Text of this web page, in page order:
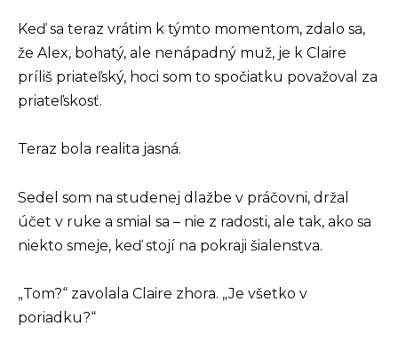
Keď sa teraz vrátim k týmto momentom, zdalo sa,
že Alex, bohatý, ale nenápadný muž, je k Claire
príliš priateľský, hoci som to spočiatku považoval za
priateľskosť.
Teraz bola realita jasná.
Sedel som na studenej dlažbe v práčovni, držal
účet v ruke a smial sa – nie z radosti, ale tak, ako sa
niekto smeje, keď stojí na pokraji šialenstva.
„Tom?“ zavolala Claire zhora. „Je všetko v
poriadku?“